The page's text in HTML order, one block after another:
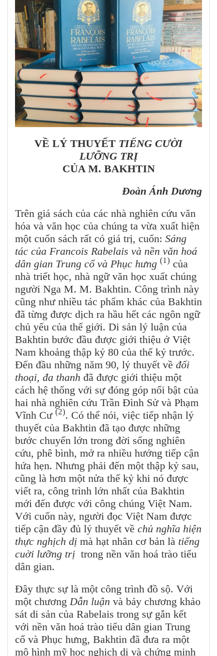
VỀ LÝ THUYẾT TIẾNG CƯỜI
LƯỠNG TRỊ
CỦA M. BAKHTIN
Đoàn Ánh Dương
Trên giá sách của các nhà nghiên cứu văn
hóa và văn học của chúng ta vừa xuất hiện
một cuốn sách rất có giá trị, cuốn: Sáng
tác của Francois Rabelais và nền văn hoá
dân gian Trung cổ và Phục hưng (1) của
nhà triết học, nhà ngữ văn học xuất chúng
người Nga M. M. Bakhtin. Công trình này
cũng như nhiều tác phẩm khác của Bakhtin
đã từng được dịch ra hầu hết các ngôn ngữ
chủ yếu của thế giới. Di sản lý luận của
Bakhtin bước đầu được giới thiệu ở Việt
Nam khoảng thập kỷ 80 của thế kỷ trước.
Đến đầu những năm 90, lý thuyết về đối
thoại, đa thanh đã được giới thiệu một
cách hệ thống với sự đóng góp nổi bật của
hai nhà nghiên cứu Trần Đình Sử và Phạm
Vĩnh Cư (2). Có thể nói, việc tiếp nhận lý
thuyết của Bakhtin đã tạo được những
bước chuyển lớn trong đời sống nghiên
cứu, phê bình, mở ra nhiều hướng tiếp cận
hứa hẹn. Nhưng phải đến một thập kỷ sau,
cũng là hơn một nửa thế kỷ khi nó được
viết ra, công trình lớn nhất của Bakhtin
mới đến được với công chúng Việt Nam.
Với cuốn này, người đọc Việt Nam được
tiếp cận đầy đủ lý thuyết về chủ nghĩa hiện
thực nghịch dị mà hạt nhân cơ bản là tiếng
cuời lưỡng trị trong nền văn hoá trào tiếu
dân gian.
Đây thực sự là một công trình đồ sộ. Với
một chương Dẫn luận và bảy chương khảo
sát di sản của Rabelais trong sự gắn kết
với nền văn hoá trào tiếu dân gian Trung
cổ và Phục hưng, Bakhtin đã đưa ra một
mô hình mỹ học nghịch dị và chứng minh